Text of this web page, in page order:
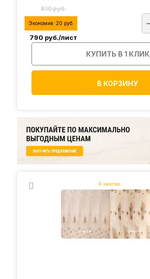
810 руб.
Экономия: 20 руб.
790 руб./лист
КУПИТЬ В 1 КЛИК
В КОРЗИНУ